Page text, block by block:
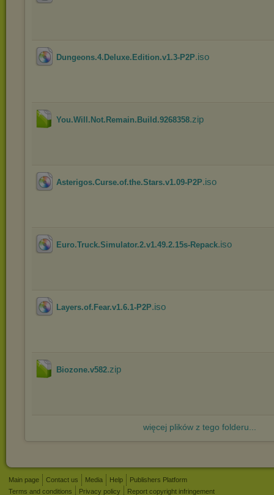
Dungeons.4.Deluxe.Edition.v1.3-P2P.iso
You.Will.Not.Remain.Build.9268358.zip
Asterigos.Curse.of.the.Stars.v1.09-P2P.iso
Euro.Truck.Simulator.2.v1.49.2.15s-Repack.iso
Layers.of.Fear.v1.6.1-P2P.iso
Biozone.v582.zip
więcej plików z tego folderu...
Main page Contact us Media Help
Publishers Platform
Terms and conditions
Privacy policy Report copyright infringement